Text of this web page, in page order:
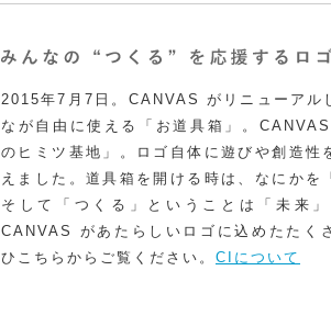
2015年7月7日。CANVAS がリニューアル
なが自由に使える「お道具箱」。
のヒミツ基地」。ロゴ自体に遊びや創造性
えました。道具箱を開ける時は、なにかを
そして「つくる」ということは「未来」
CANVAS があたらしいロゴに込めたたく
ひこちらからご覧ください。 CIについて